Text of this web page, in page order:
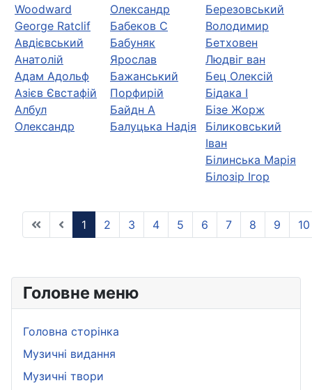
Головне меню
Головна сторінка
Музичні видання
Музичні твори
Woodward
George Ratclif
Авдієвський
Анатолій
Адам Адольф
Азієв Євстафій
Албул
Олександр
Олександр
Бабеков С
Бабуняк
Ярослав
Бажанський
Порфирій
Байдн А
Балуцька Надія
Березовський
Володимир
Бетховен
Людвіг ван
Бец Олексій
Бідака І
Бізе Жорж
Біликовський
Іван
Білинська Марія
Білозір Ігор
1 2 3 4 5 6 7 8 9 10